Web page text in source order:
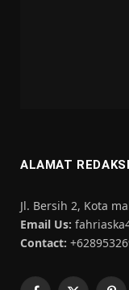
ALAMAT REDAKSI
Jl. Bersih 2, Kota
Email Us:
Contact: